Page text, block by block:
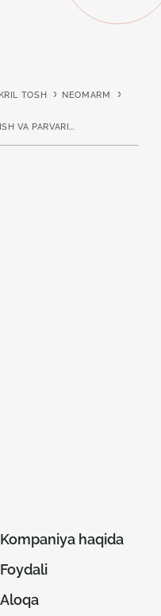
TOSH
NEOMARM
NEOMARM. MAHSULOTLARINI ISHLATISH VA PARVARISHLASH BO'YICHA KO'RSATMALAR
Kompaniya haqida
Foydali
Aloqa